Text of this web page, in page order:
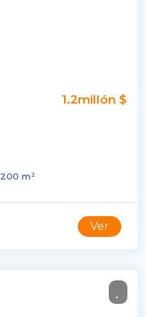
1.2millón $
200 m²
Ver